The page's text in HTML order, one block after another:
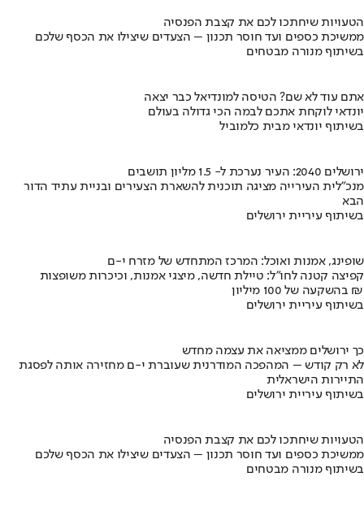
הטעויות שיחתכו לכם את קצבת הפנסיה
ממשיכת כספים ועד חוסר תכנון – הצעדים שיצילו את הכסף שלכם
בשיתוף מנורה מבטחים
אתם עוד לא שם? הטיסה למונדיאל כבר יצאה
יונדאי לוקחת אתכם לבמה הכי גדולה בעולם
בשיתוף יונדאי מבית כלמוביל
ירושלים 2040: העיר נערכת ל- 1.5 מליון תושבים
מנכ"לית העירייה מציגה תוכנית להשארת הצעירים ובניית עתיד הדור
הבא
בשיתוף עיריית ירושלים
שופינג, אמנות ואוכל: המרכז המתחדש של מזרח י-ם
קפיצה קטנה לחו"ל: טיילת חדשה, מיצגי אמנות, וכיכרות משופצות
בהשקעה של 100 מיליון ₪
בשיתוף עיריית ירושלים
כך ירושלים ממציאה את עצמה מחדש
לא רק קודש – המהפכה המודרנית שעוברת י-ם מחזירה אותה לפסגת
התיירות הישראלית
בשיתוף עיריית ירושלים
הטעויות שיחתכו לכם את קצבת הפנסיה
ממשיכת כספים ועד חוסר תכנון – הצעדים שיצילו את הכסף שלכם
בשיתוף מנורה מבטחים